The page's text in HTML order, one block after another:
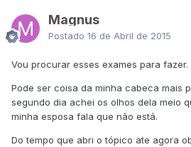
Magnus
Postado 16 de Abril de 2015
Vou procurar esses exames para fazer.
Pode ser coisa da minha cabeca mais
segundo dia achei os olhos dela meio
minha esposa fala que não está.
Do tempo que abri o tópico ate agora